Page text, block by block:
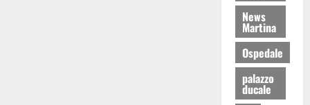
News
Martina
Ospedale
palazzo
ducale